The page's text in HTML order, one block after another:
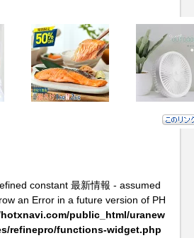
constant 最新情報 - assumed
an Error in a future version of PH
public_html/uranew
refinepro/functions-widget.php